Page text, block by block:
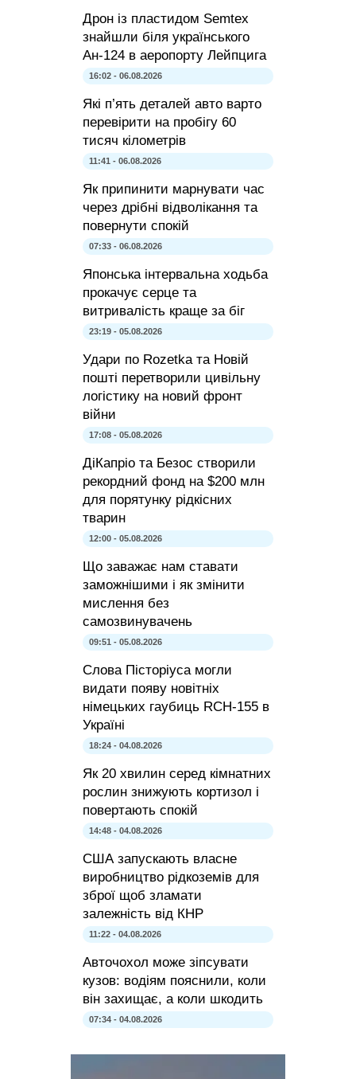
Дрон із пластидом Semtex
знайшли біля українського
Ан-124 в аеропорту Лейпцига
16:02 - 06.08.2026
Які п’ять деталей авто варто
перевірити на пробігу 60
тисяч кілометрів
11:41 - 06.08.2026
Як припинити марнувати час
через дрібні відволікання та
повернути спокій
07:33 - 06.08.2026
Японська інтервальна ходьба
прокачує серце та
витривалість краще за біг
23:19 - 05.08.2026
Удари по Rozetka та Новій
пошті перетворили цивільну
логістику на новий фронт
війни
17:08 - 05.08.2026
ДіКапріо та Безос створили
рекордний фонд на $200 млн
для порятунку рідкісних
тварин
12:00 - 05.08.2026
Що заважає нам ставати
заможнішими і як змінити
мислення без
самозвинувачень
09:51 - 05.08.2026
Слова Пісторіуса могли
видати появу новітніх
німецьких гаубиць RCH-155 в
Україні
18:24 - 04.08.2026
Як 20 хвилин серед кімнатних
рослин знижують кортизол і
повертають спокій
14:48 - 04.08.2026
США запускають власне
виробництво рідкоземів для
зброї щоб зламати
залежність від КНР
11:22 - 04.08.2026
Авточохол може зіпсувати
кузов: водіям пояснили, коли
він захищає, а коли шкодить
07:34 - 04.08.2026